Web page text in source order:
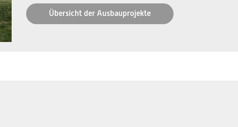
Übersicht der Ausbauprojekte